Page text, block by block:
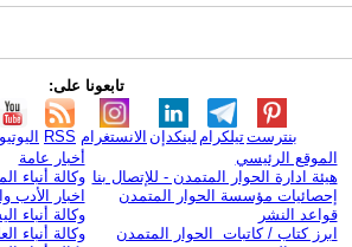
تابعونا على:
RSS الانستغرام لينكدإن تيلكرامبنترست
الموقع الرئيسي
هيئة ادارة الحوار المتمدن - للإتصال بنا
إحصائيات مؤسسة الحوار المتمدن
قواعد النشر
ابرز كتاب / كاتبات الحوار المتمدن
أخبار عامة
وكالة أنباء
اخبار الأدب
وكالة أنباء
وكالة أنباء